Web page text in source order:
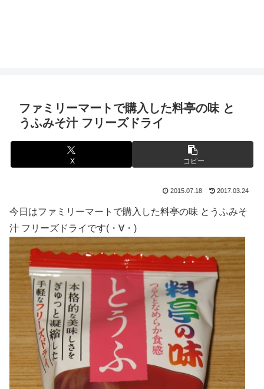
ファミリーマートで購入した料亭の味 と
うふみそ汁 フリーズドライ
X コピー
2015.07.18 2017.03.24
今日はファミリーマートで購入した料亭の味 とうふみそ
汁 フリーズドライです(・∀・)